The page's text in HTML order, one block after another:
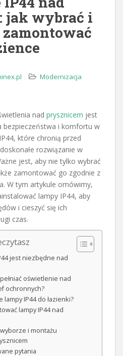
jak wybrać i
Modernizacja
nad prysznicem jest
bezpieczeństwa i komfortu w
które chronią przed
rozwiązanie w
jest, aby nie tylko wybrać
zamontować go zgodnie z
W tym artykule omówimy,
lampy IP44, aby
i cieszyć się ich
czas.
jest niezbędne nad
oświetlenie nad
ochronnych?
IP44 do łazienki?
lampy IP44 nad
i montażu
pytania